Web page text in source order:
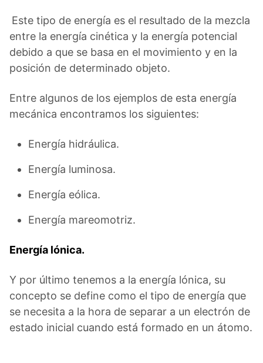
Este tipo de energía es el resultado de la mezcla
entre la energía cinética y la energía potencial
debido a que se basa en el movimiento y en la
posición de determinado objeto.
Entre algunos de los ejemplos de esta energía
mecánica encontramos los siguientes:
Energía hidráulica.
Energía luminosa.
Energía eólica.
Energía mareomotriz.
Energía lónica.
Y por último tenemos a la energía lónica, su
concepto se define como el tipo de energía que
se necesita a la hora de separar a un electrón de
estado inicial cuando está formado en un átomo.